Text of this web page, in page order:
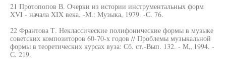
21 Протопопов В. Очерки из истории инструментальных форм
XVI - начала XIX века. -М.: Музыка, 1979. -С. 76.
22 Франтова Т. Неклассические полифонические формы в музыке
советских композиторов 60-70-х годов // Проблемы музыкальной
формы в теоретических курсах вуза: Сб. ст.-Вып. 132. - М„ 1994. -
С. 219.